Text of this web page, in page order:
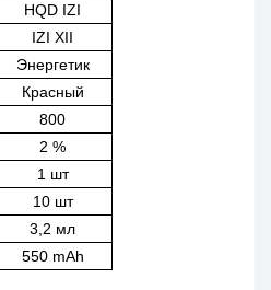
HQD IZI
IZI XII
Энергетик
Красный
800
2 %
1 шт
10 шт
3,2 мл
550 mAh